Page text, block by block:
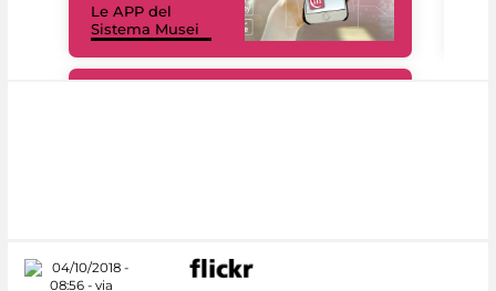
Le APP del
Sistema Musei